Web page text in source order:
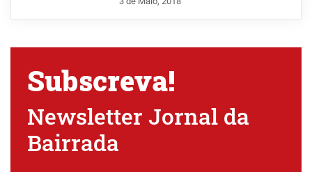
Subscreva!
Newsletter Jornal da
Bairrada